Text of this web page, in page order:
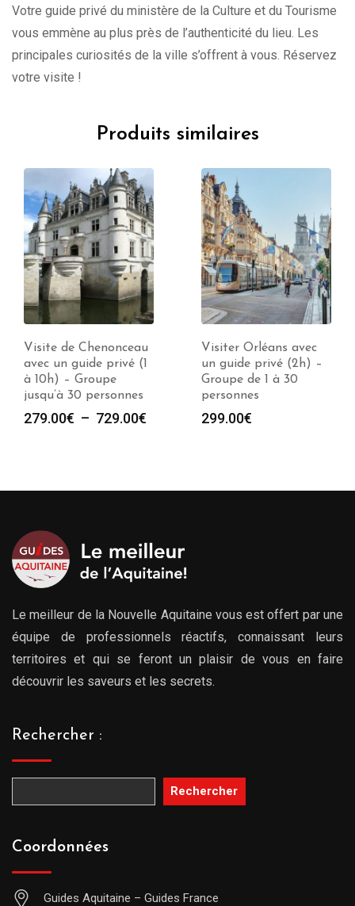
Votre guide privé du ministère de la Culture et du Tourisme
vous emmène au plus près de l’authenticité du lieu. Les
principales curiosités de la ville s’offrent à vous. Réservez
votre visite !
Produits similaires
Visiter Orléans avec
un guide privé (2h) –
Groupe de 1 à 30
personnes
299.00€
Visite de Montargis
avec un guide privé (1
à 10h) – Groupe
jusqu’à 30 personnes
279.00€
à
Le meilleur de la Nouvelle Aquitaine vous est offert par une
équipe de professionnels réactifs, connaissant leurs
territoires et qui se feront un plaisir de vous en faire
découvrir les saveurs et les secrets.
Rechercher :
Rechercher
Coordonnées
Guides Aquitaine – Guides France